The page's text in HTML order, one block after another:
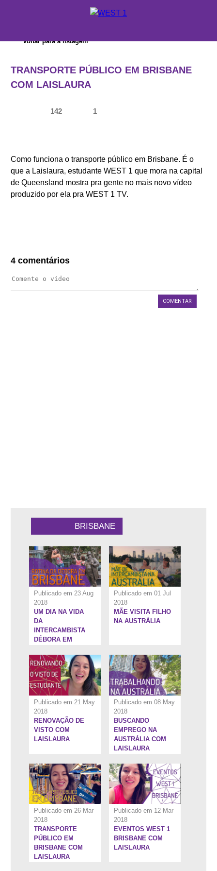
ONDE ESTUDAR
CONSULTORES EDUCACIONAIS
WEST 1 TV
OUVIDORIA
Voltar para a listagem
TRANSPORTE PÚBLICO EM BRISBANE
COM LAISLAURA
142 1
Como funciona o transporte público em Brisbane. É o
que a Laislaura, estudante WEST 1 que mora na capital
de Queensland mostra pra gente no mais novo vídeo
produzido por ela pra WEST 1 TV.
4 comentários
COMENTAR
BRISBANE
Publicado em 23 Aug
2018
UM DIA NA VIDA
DA
INTERCAMBISTA
DÉBORA EM
Publicado em 01 Jul
2018
MÃE VISITA FILHO
NA AUSTRÁLIA
Publicado em 21 May
2018
RENOVAÇÃO DE
VISTO COM
LAISLAURA
Publicado em 08 May
2018
12:7''
BUSCANDO
EMPREGO NA
AUSTRÁLIA COM
LAISLAURA
Publicado em 26 Mar
2018
TRANSPORTE
PÚBLICO EM
BRISBANE COM
LAISLAURA
Publicado em 12 Mar
2018
EVENTOS WEST 1
BRISBANE COM
LAISLAURA
6:25''